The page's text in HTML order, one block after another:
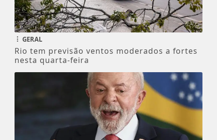
GERAL
Rio tem previsão ventos moderados a fortes
nesta quarta-feira